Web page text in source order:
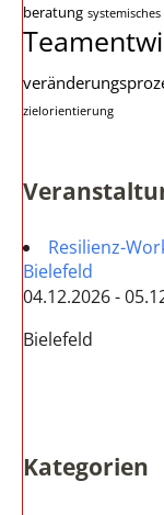
beratung
zielorientierung
Resilienz-
Bielefeld
04.12.2026 -
Bielefeld
Kategorien